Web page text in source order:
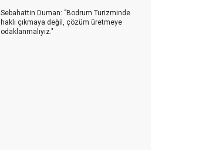
Sebahattin Duman: ‘’Bodrum Turizminde
haklı çıkmaya değil, çözüm üretmeye
odaklanmalıyız."